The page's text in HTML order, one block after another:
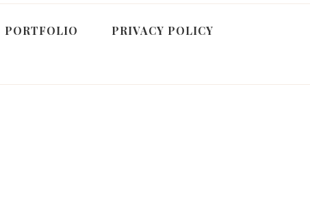
PORTFOLIO PRIVACY POLICY